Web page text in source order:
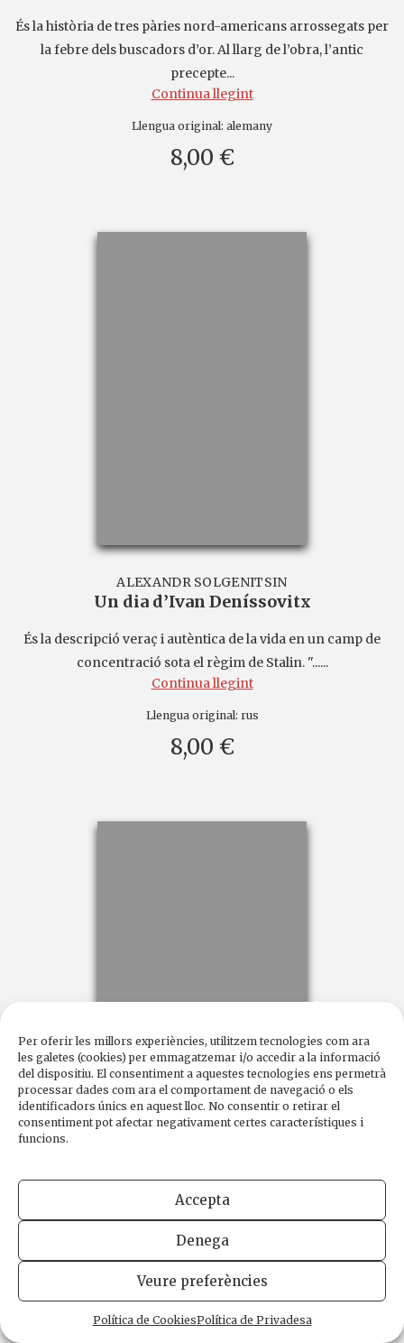
Per oferir les millors experiències, utilitzem tecnologies com ara
les galetes (cookies) per emmagatzemar i/o accedir a la informació
del dispositiu. El consentiment a aquestes tecnologies ens permetrà
processar dades com ara el comportament de navegació o els
identificadors únics en aquest lloc. No consentir o retirar el
consentiment pot afectar negativament certes característiques i
funcions.
Accepta
Denega
Veure preferències
Política de CookiesPolítica de Privadesa
És la història de tres pàries nord-americans arrossegats per
la febre dels buscadors d’or. Al llarg de l’obra, l’antic
precepte...
Continua llegint
Llengua original: alemany
8,00 €
ALEXANDR SOLGENITSIN
Un dia d’Ivan Deníssovitx
És la descripció veraç i autèntica de la vida en un camp de
concentració sota el règim de Stalin. "......
Continua llegint
Llengua original: rus
8,00 €
Fontamara
En un poblet endarrerit i miserable de la Itàlia mussoliniana
s’arriba a una situació insostenible. Cal defensar-se de la
injustícia,...
Llengua original:italià